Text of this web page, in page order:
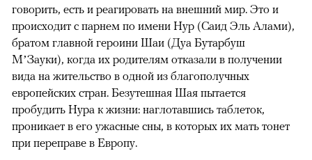
говорить, есть и реагировать на внешний мир. Это и
происходит с парнем по имени Нур (Саид Эль Алами),
братом главной героини Шаи (Дуа Бутарбуш
М’Зауки), когда их родителям отказали в получении
вида на жительство в одной из благополучных
европейских стран. Безутешная Шая пытается
пробудить Нура к жизни: наглотавшись таблеток,
проникает в его ужасные сны, в которых их мать тонет
при переправе в Европу.